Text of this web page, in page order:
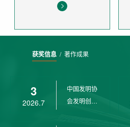
获奖信息/ 著作成果
3
2026.7
中国发明协
会发明创业